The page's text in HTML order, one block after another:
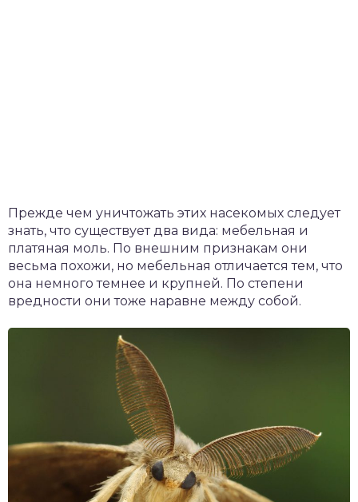
Прежде чем уничтожать этих насекомых следует
знать, что существует два вида: мебельная и
платяная моль. По внешним признакам они
весьма похожи, но мебельная отличается тем, что
она немного темнее и крупней. По степени
вредности они тоже наравне между собой.